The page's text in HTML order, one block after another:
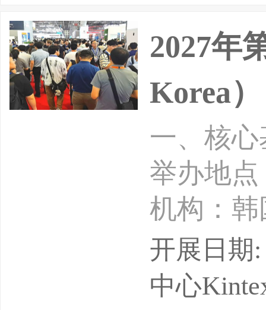
2027年
Korea）
一、核心
举办地
机构‌：
面积
展，专业
开展日期
中心